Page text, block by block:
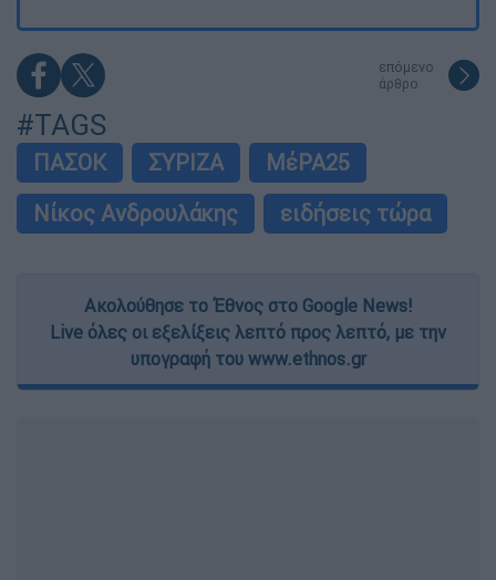
επόμενο
άρθρο
#TAGS
ΠΑΣΟΚ ΣΥΡΙΖΑ
ΜέΡΑ25
Νίκος Ανδρουλάκης
ειδήσεις τώρα
Ακολούθησε το Έθνος στο Google News!
Live όλες οι εξελίξεις λεπτό προς λεπτό, με την
υπογραφή του www.ethnos.gr